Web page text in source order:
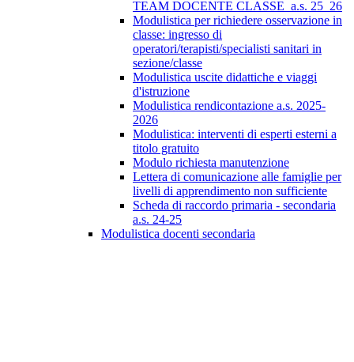
TEAM DOCENTE CLASSE_a.s. 25_26
Modulistica per richiedere osservazione in
classe: ingresso di
operatori/terapisti/specialisti sanitari in
sezione/classe
Modulistica uscite didattiche e viaggi
d'istruzione
Modulistica rendicontazione a.s. 2025-
2026
Modulistica: interventi di esperti esterni a
titolo gratuito
Modulo richiesta manutenzione
Lettera di comunicazione alle famiglie per
livelli di apprendimento non sufficiente
Scheda di raccordo primaria - secondaria
a.s. 24-25
Modulistica docenti secondaria